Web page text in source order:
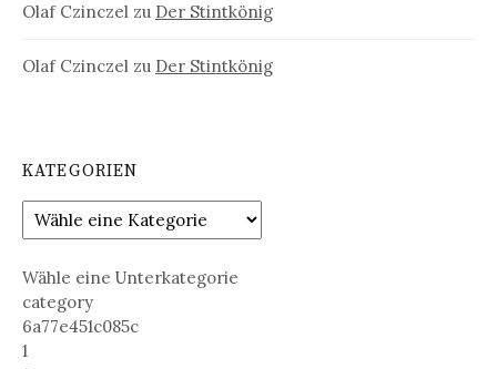
Olaf Czinczel zu Der Stintkönig
Olaf Czinczel zu Der Stintkönig
KATEGORIEN
Wähle eine Unterkategorie
category
6a77e451c085c
1